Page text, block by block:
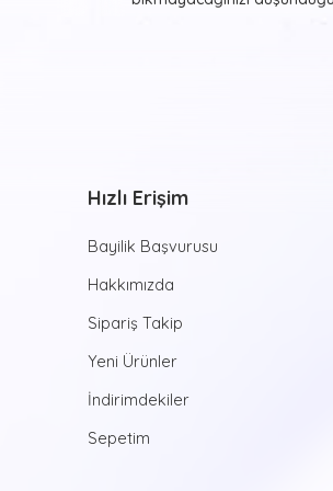
Hayvan desenleri, şehir
yapmaya yeni başlayan
aktiviteye imza atmanızı
zamanlar sizleri bekliyor.
dünyasına ruhunuzu
özel tablolarda bulunan
ortaya çıkan eserlerinizi
yaştan bireye hitap eden
Günümüzde bir hayli
Hızlı Erişim
Bayilik Başvurusu
Hakkımızda
Sipariş Takip
Yeni Ürünler
İndirimdekiler
Sepetim